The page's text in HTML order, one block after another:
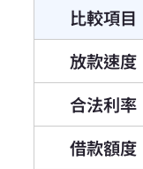
比較項目
放款速度
合法利率
借款額度